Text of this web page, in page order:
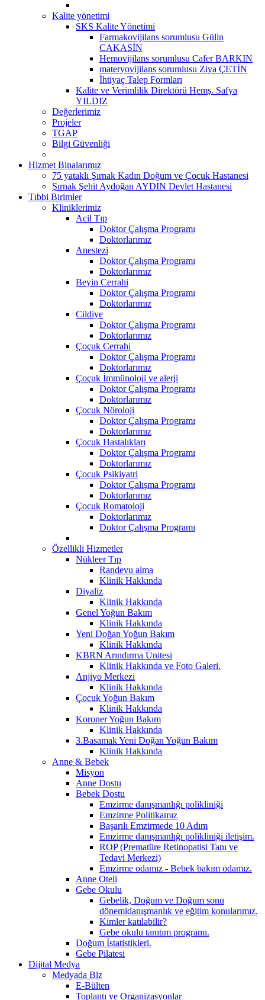
Kalite yönetimi
SKS Kalite Yönetimi
Farmakovijilans sorumlusu Gülin
CAKASİN
Hemovijilans sorumlusu Cafer BARKIN
materyovijilans sorumlusu Ziya ÇETİN
İhtiyaç Talep Formları
Kalite ve Verimlilik Direktörü Hemş. Safya
YILDIZ
Değerlerimiz
Projeler
TGAP
Bilgi Güvenliği
Hizmet Binalarımız
75 yataklı Şırnak Kadın Doğum ve Çocuk Hastanesi
Şırnak Şehit Aydoğan AYDIN Devlet Hastanesi
Tıbbi Birimler
Kliniklerimiz
Acil Tıp
Doktor Çalışma Programı
Doktorlarımız
Anestezi
Doktor Çalışma Programı
Doktorlarımız
Beyin Cerrahi
Doktor Çalışma Programı
Doktorlarımız
Cildiye
Doktor Çalışma Programı
Doktorlarımız
Çoçuk Cerrahi
Doktor Çalışma Programı
Doktorlarımız
Çoçuk İmmünoloji ve alerji
Doktor Çalışma Programı
Doktorlarımız
Çocuk Nöroloji
Doktor Çalışma Programı
Doktorlarımız
Çocuk Hastalıkları
Doktor Çalışma Programı
Doktorlarımız
Çocuk Psikiyatri
Doktor Çalışma Programı
Doktorlarımız
Çocuk Romatoloji
Doktorlarımız
Doktor Çalışma Programı
Özellikli Hizmetler
Nükleer Tıp
Randevu alma
Klinik Hakkında
Diyaliz
Klinik Hakkında
Genel Yoğun Bakım
Klinik Hakkında
Yeni Doğan Yoğun Bakım
Klinik Hakkında
KBRN Arındırma Ünitesi
Klinik Hakkında ve Foto Galeri.
Anjiyo Merkezi
Klinik Hakkında
Çocuk Yoğun Bakım
Klinik Hakkında
Koroner Yoğun Bakım
Klinik Hakkında
3.Basamak Yeni Doğan Yoğun Bakım
Klinik Hakkında
Anne & Bebek
Misyon
Anne Dostu
Bebek Dostu
Emzirme danışmanlığı polikliniği
Emzirme Politikamız
Başarılı Emzirmede 10 Adım
Emzirme danışmanlığı polikliniği iletişim.
ROP (Prematüre Retinopatisi Tanı ve
Tedavi Merkezi)
Emzirme odamız - Bebek bakım odamız.
Anne Oteli
Gebe Okulu
Gebelik, Doğum ve Doğum sonu
dönemidanışmanlık ve eğitim konularımız.
Kimler katılabilir?
Gebe okulu tanıtım programı.
Doğum İstatistikleri.
Gebe Pilatesi
Dijital Medya
Medyada Biz
E-Bülten
Toplantı ve Organizasyonlar